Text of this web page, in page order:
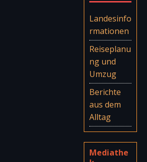
Landesinfo
rmationen
Reiseplanu
ng und
Umzug
Berichte
aus dem
Alltag
Mediathe